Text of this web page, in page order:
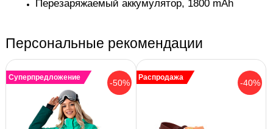
Перезаряжаемый аккумулятор, 1800 mAh
Персональные рекомендации
-50%
Суперпредложение
-40%
Распродажа